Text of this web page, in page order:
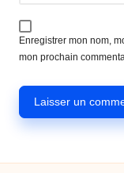
Enregistrer mon nom,
mon prochain